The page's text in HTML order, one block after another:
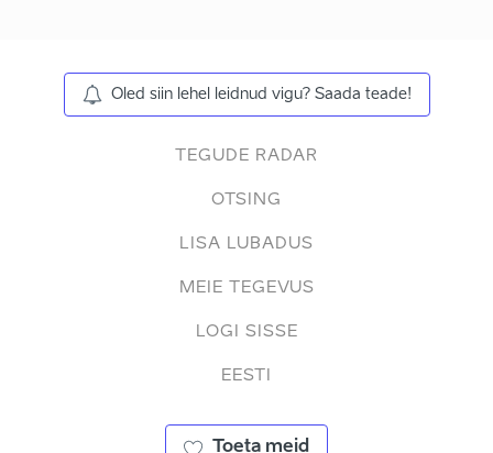
Oled siin lehel leidnud vigu? Saada teade!
TEGUDE RADAR
OTSING
LISA LUBADUS
MEIE TEGEVUS
LOGI SISSE
EESTI
Toeta meid